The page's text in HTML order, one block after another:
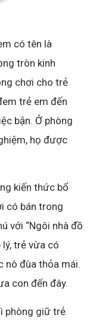
có tên là
tròn kinh
chơi cho trẻ
trẻ em đến
bận. Ở phòng
họ được
kiến thức bổ
có bán trong
với “Ngôi nhà đồ
lý, trẻ vừa có
nô đùa thỏa mái.
con đến đây.
phòng giữ trẻ